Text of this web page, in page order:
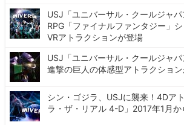
USJ「ユニバーサル・クールジャ
RPG「ファイナルファンタジー」
VRアトラクションが登場
USJ「ユニバーサル・クールジャ
進撃の巨人の体感型アトラクショ
シン・ゴジラ、USJに襲来！4Dア
ラ・ザ・リアル 4-D」2017年1月か